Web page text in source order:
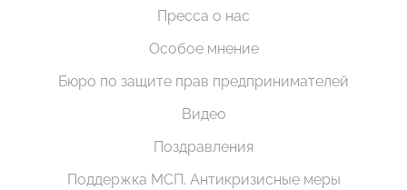
Пресса о нас
Особое мнение
Бюро по защите прав предпринимателей
Видео
Поздравления
Поддержка МСП. Антикризисные меры